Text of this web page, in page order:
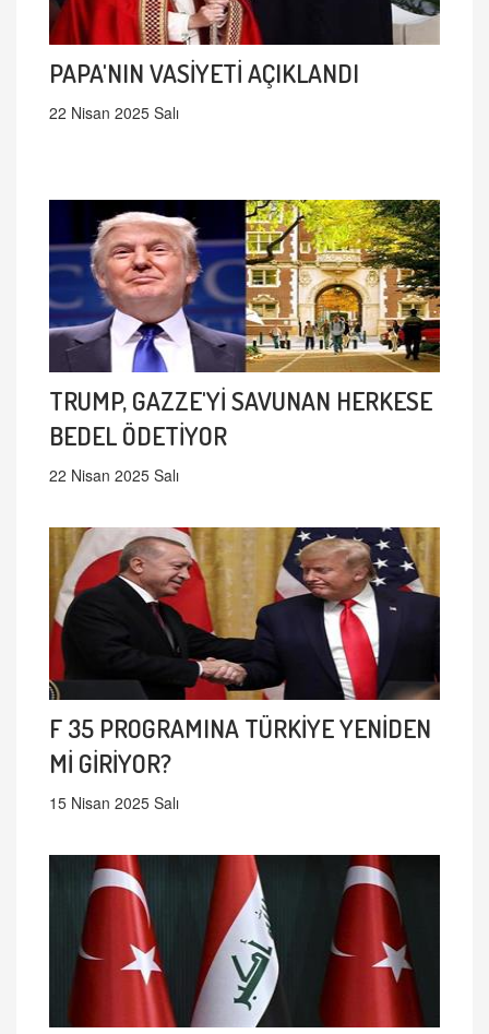
PAPA'NIN VASİYETİ AÇIKLANDI
22 Nisan 2025 Salı
TRUMP, GAZZE'Yİ SAVUNAN HERKESE
BEDEL ÖDETİYOR
22 Nisan 2025 Salı
F 35 PROGRAMINA TÜRKİYE YENİDEN
Mİ GİRİYOR?
15 Nisan 2025 Salı